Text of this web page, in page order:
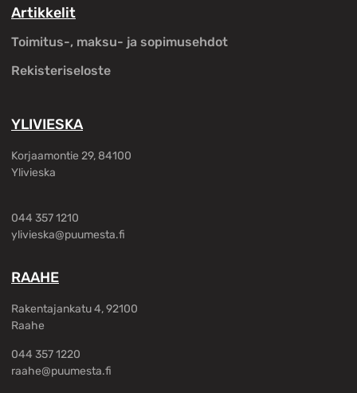
Artikkelit
Toimitus-, maksu- ja sopimusehdot
Rekisteriseloste
YLIVIESKA
Korjaamontie 29, 84100
Ylivieska
044 357 1210
ylivieska@puumesta.fi
RAAHE
Rakentajankatu 4, 92100
Raahe
044 357 1220
raahe@puumesta.fi